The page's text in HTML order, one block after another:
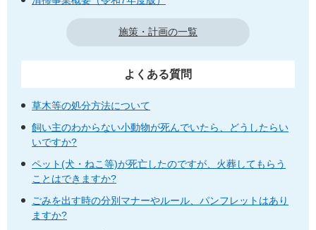
施策・計画の一覧
よくある質問
草木等の処分方法について
飼い主のわからない小動物が死んでいたら、どうしたらい
いですか?
ペット(犬・ねこ等)が死亡したのですが、火葬してもらう
ことはできますか?
ごみを出す時の分別マナーやルール、パンフレットはあり
ますか?